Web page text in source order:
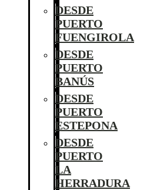
DESDE
PUERTO
FUENGIROLA
DESDE
PUERTO
BANÚS
DESDE
PUERTO
ESTEPONA
DESDE
PUERTO
LA
HERRADURA